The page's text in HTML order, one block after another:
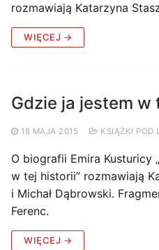
rozmawiają Katarzyna
WIĘCEJ →
Gdzie ja jestem w
18 MAJA 2015 KSIĄŻKI POD
O biografii Emira Kusturicy
w tej historii” rozmawiają
i Michał Dąbrowski.
Ferenc.
WIĘCEJ →